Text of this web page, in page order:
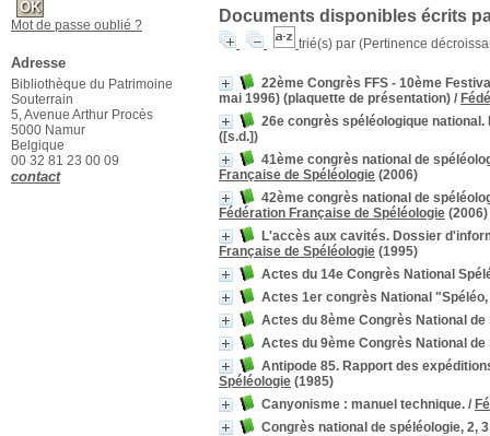
Documents disponibles écrits
trié(s) par (Pertinence
22ème Congrès FFS - 10ème
mai 1996) (plaquette de présentation) /
26e congrès spéléologique
([s.d.])
41ème congrès national de
Française de Spéléologie (2006)
42ème congrès national de
Fédération Française de Spéléologie (2006)
L'accès aux cavités. Dossier
Française de Spéléologie (1995)
Actes du 14e Congrès National
Actes 1er congrès National
Actes du 8ème Congrès National
Actes du 9ème Congrès National de
Antipode 85. Rapport des
Spéléologie (1985)
Canyonisme : manuel technique. /
Congrès national de spéléologie, 2,
Mot de passe oublié ?
Adresse
Bibliothèque du Patrimoine
Souterrain
5, Avenue Arthur Procès
5000 Namur
Belgique
00 32 81 23 00 09
contact